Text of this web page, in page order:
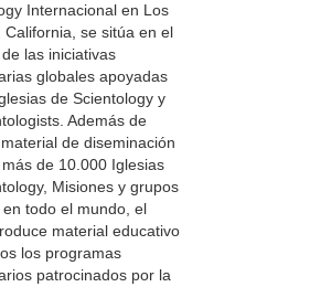
Internacional en Los
California, se sitúa en el
las iniciativas
globales apoyadas
de Scientology y
Además de
de diseminación
de 10.000 Iglesias
Misiones y grupos
todo el mundo, el
material educativo
los programas
patrocinados por la